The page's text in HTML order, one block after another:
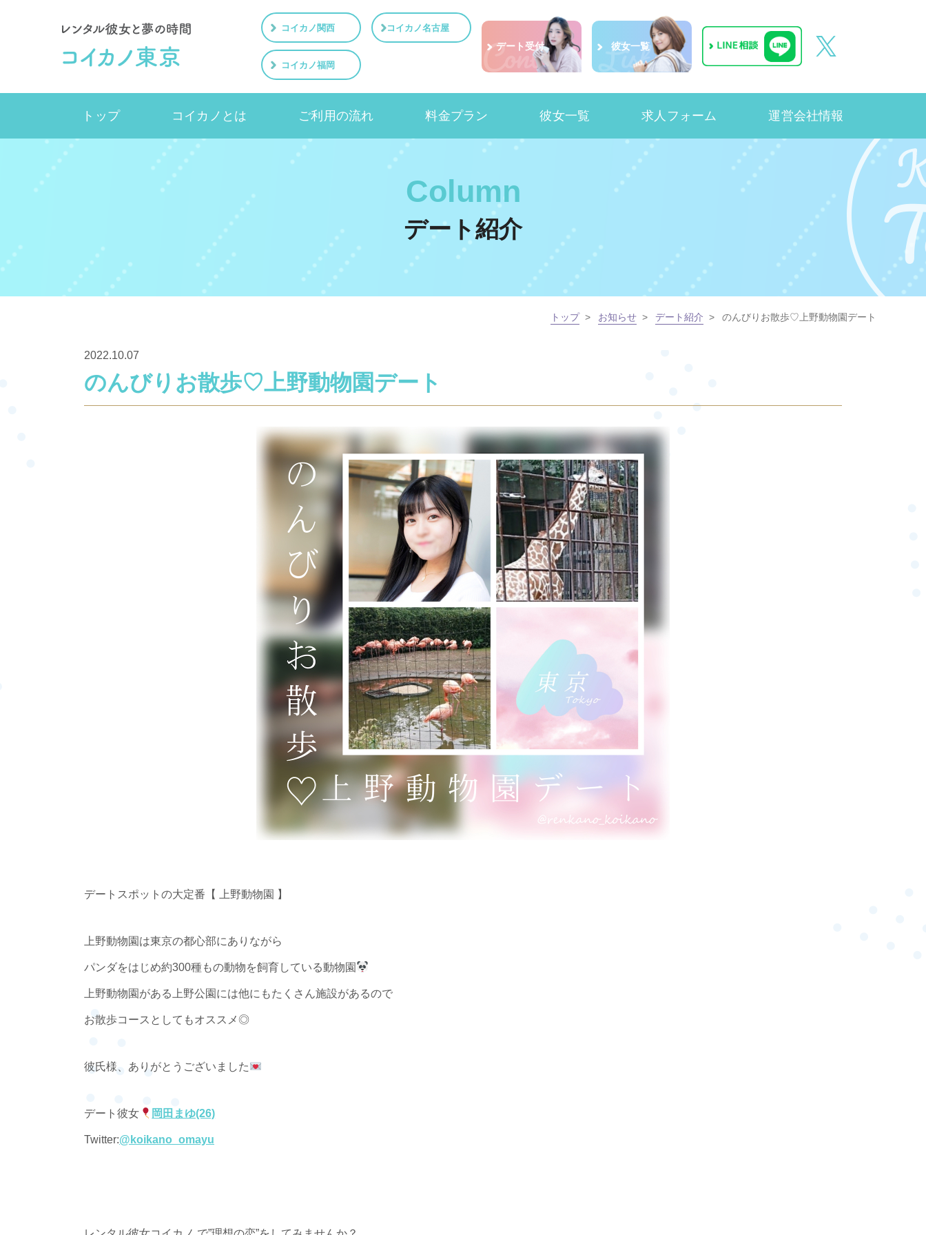
コイカノ関西 コイカノ名古屋
コイカノ福岡
デート受付 彼女一覧
トップ コイカノとは ご利用の流れ 料金プラン 彼女一覧 求人フォーム 運営会社情報
Column
デート紹介
トップ> お知らせ > デート紹介 > のんびりお散歩♡上野動物園デート
2022.10.07
のんびりお散歩♡上野動物園デート
デートスポットの大定番【 上野動物園 】
上野動物園は東京の都心部にありながら
パンダをはじめ約300種もの動物を飼育している動物園
上野動物園がある上野公園には他にもたくさん施設があるので
お散歩コースとしてもオススメ◎
彼氏様、ありがとうございました
デート彼女 岡田まゆ(26)
Twitter:@koikano_omayu